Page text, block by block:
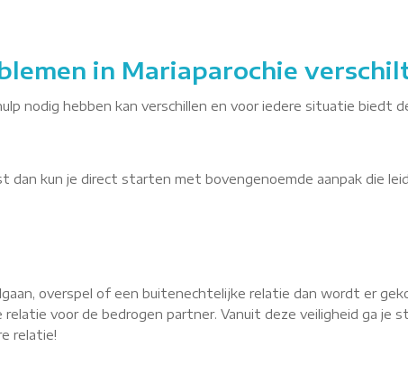
in Mariaparochie
nodig hebben kan verschillen en voor iedere situatie biedt
dan kun je direct starten met bovengenoemde aanpak die
overspel of een buitenechtelijke relatie dan wordt er
voor de bedrogen partner. Vanuit deze veiligheid ga je
relatie!